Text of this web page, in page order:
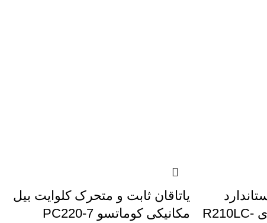
تایهو بیل‌مکانیکی هیوندای R210LC-
یاتاقان ثابت و متحرک کلوایت بیل
مکانیکی کوماتسو PC220-7